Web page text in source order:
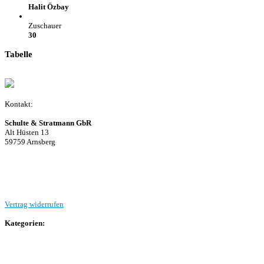
Halit Özbay
Zuschauer
30
Tabelle
Kontakt:
Schulte & Stratmann GbR
Alt Hüsten 13
59759 Arnsberg
Vertrag widerrufen
Kategorien: